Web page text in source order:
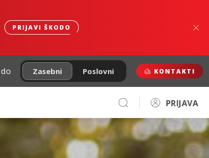
PRIJAVI ŠKODO
Zasebni Poslovni KONTAKTI
PRIJAVA